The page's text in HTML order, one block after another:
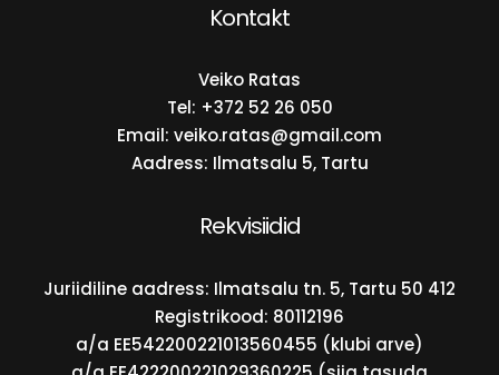
Kontakt
Veiko Ratas
Tel: +372 52 26 050
Email: veiko.ratas@gmail.com
Aadress: Ilmatsalu 5, Tartu
Rekvisiidid
Juriidiline aadress: Ilmatsalu tn. 5, Tartu 50 412
Registrikood: 80112196
a/a EE542200221013560455 (klubi arve)